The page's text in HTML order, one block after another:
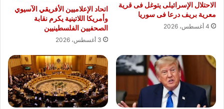
الاحتلال الإسرائيلى يتوغل فى قرية
معرية بريف درعا فى سوريا
4 أغسطس، 2026
اتحاد الإعلاميين الأفريقي الآسيوي
وأمريكا اللاتينية يكرم نقابة
الصحفيين الفلسطينيين
3 أغسطس، 2026